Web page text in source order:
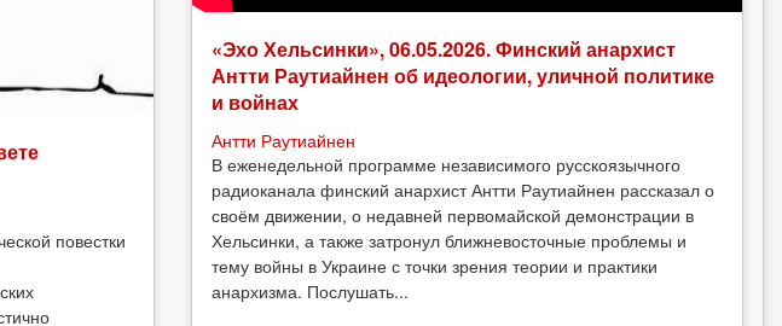
повестки
«Эхо Хельсинки», 06.05.2026. Финский анархист
Антти Раутиайнен об идеологии, уличной политике
и войнах
Антти Раутиайнен
В еженедельной программе независимого русскоязычного
радиоканала финский анархист Антти Раутиайнен рассказал о
своём движении, о недавней первомайской демонстрации в
Хельсинки, а также затронул ближневосточные проблемы и
тему войны в Украине с точки зрения теории и практики
анархизма. Послушать...